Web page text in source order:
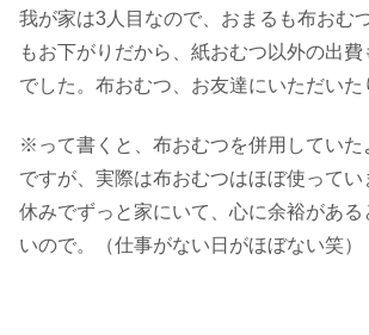
我が家は3人目なので、おまるも布おむ
もお下がりだから、紙おむつ以外の出
でした。布おむつ、お友達にいただい
※って書くと、布おむつを併用していた
ですが、実際は布おむつはほぼ使って
休みでずっと家にいて、心に余裕があ
いので。（仕事がない日がほぼない笑）